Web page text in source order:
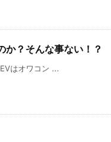
か？そんな事ない！？
はオワコン ...